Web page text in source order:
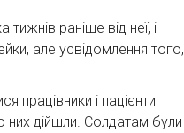
раніше від неї, і
але усвідомлення того,
працівники і пацієнти
них дійшли. Солдатам були